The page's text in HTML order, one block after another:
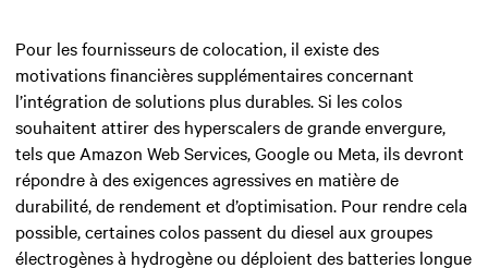
Pour les fournisseurs de colocation, il existe des
motivations financières supplémentaires concernant
l’intégration de solutions plus durables. Si les colos
souhaitent attirer des hyperscalers de grande envergure,
tels que Amazon Web Services, Google ou Meta, ils devront
répondre à des exigences agressives en matière de
durabilité, de rendement et d’optimisation. Pour rendre cela
possible, certaines colos passent du diesel aux groupes
électrogènes à hydrogène ou déploient des batteries longue